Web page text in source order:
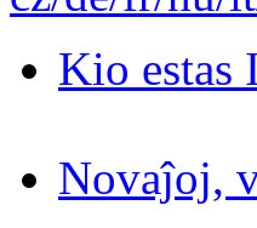
Kio estas
Novaĵoj,